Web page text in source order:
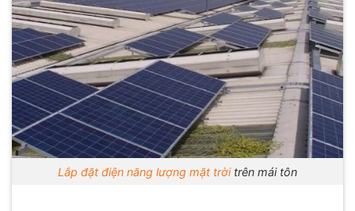
Lắp đặt điện năng lượng mặt trờitrên mái tôn